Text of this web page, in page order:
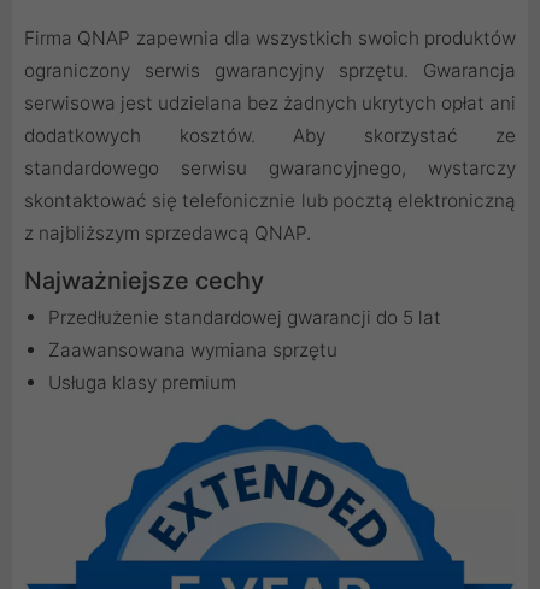
Firma QNAP zapewnia dla wszystkich swoich produktów
ograniczony serwis gwarancyjny sprzętu. Gwarancja
serwisowa jest udzielana bez żadnych ukrytych opłat ani
dodatkowych kosztów. Aby skorzystać ze
standardowego serwisu gwarancyjnego, wystarczy
skontaktować się telefonicznie lub pocztą elektroniczną
z najbliższym sprzedawcą QNAP.
Najważniejsze cechy
Przedłużenie standardowej gwarancji do 5 lat
Zaawansowana wymiana sprzętu
Usługa klasy premium